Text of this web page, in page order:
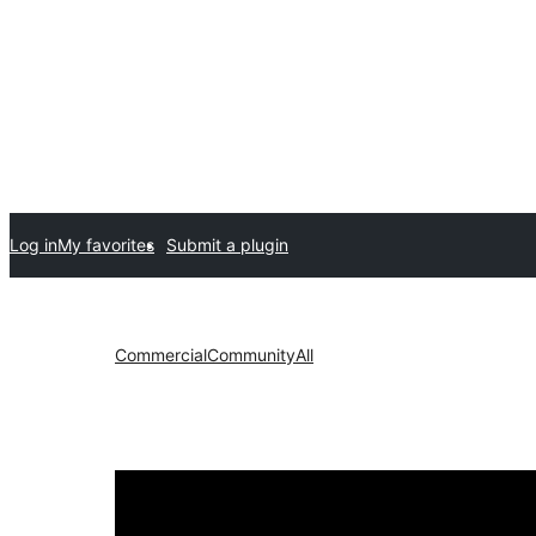
Submit a plugin
My favorites
Log in
All
Community
Commercial